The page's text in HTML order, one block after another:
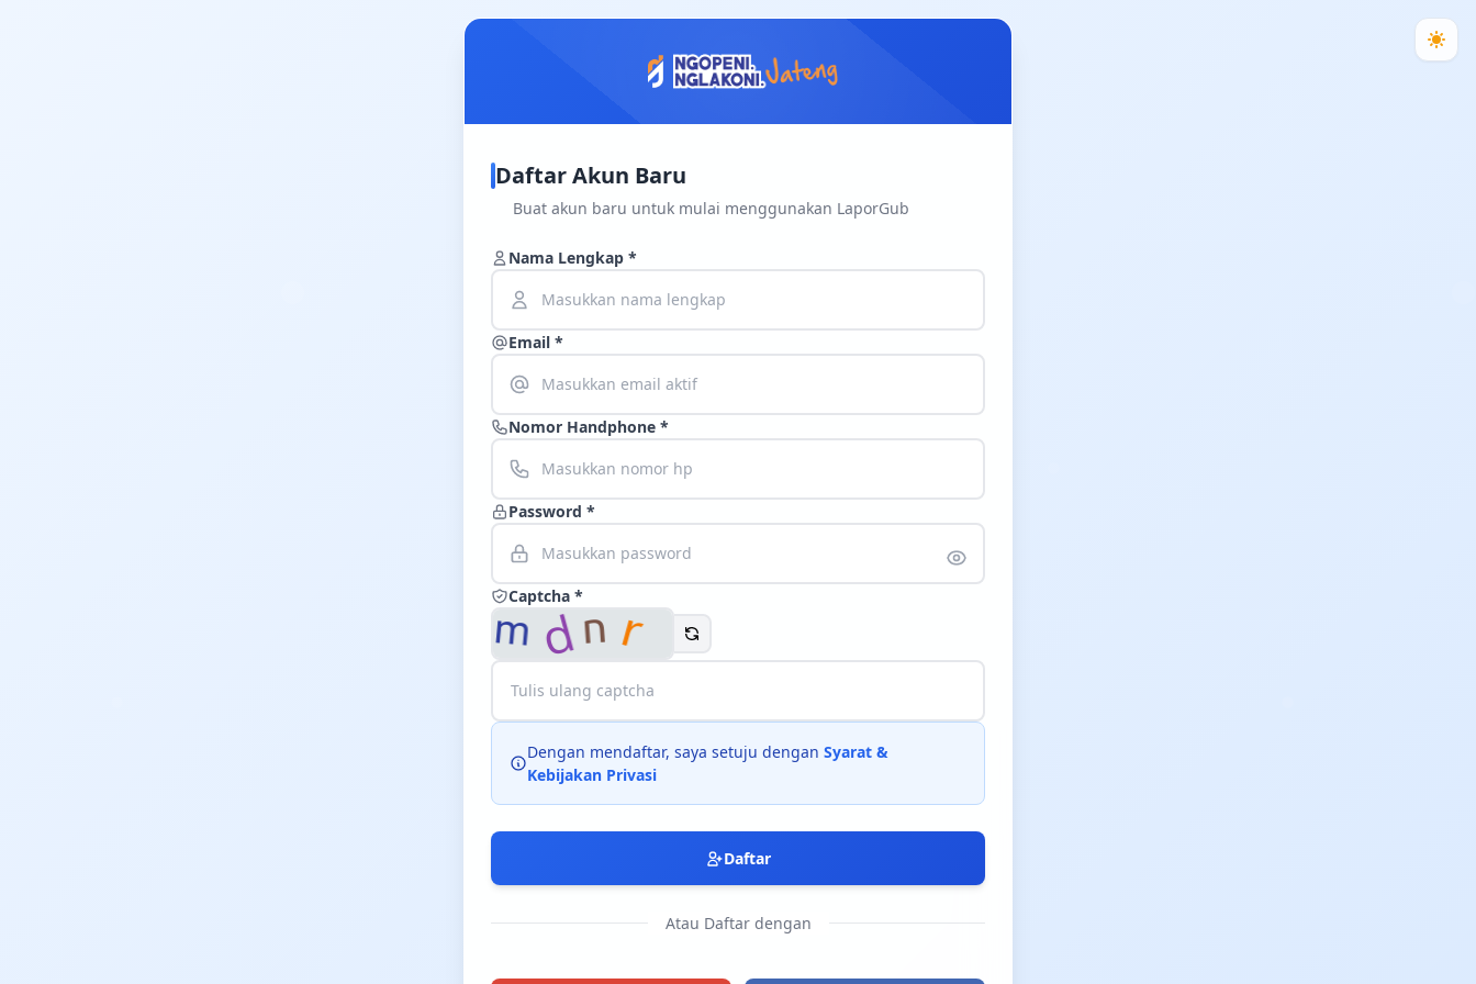
Daftar Akun Baru
Buat akun baru untuk mulai menggunakan LaporGub
Nama Lengkap *
Email *
Nomor Handphone *
Password *
Captcha *
Dengan mendaftar, saya setuju dengan Syarat &
Kebijakan Privasi
Daftar
Atau Daftar dengan